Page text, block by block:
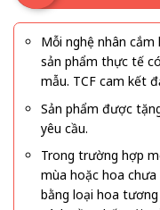
Mỗi nghệ nhân
sản phẩm thực tế
mẫu. TCF cam kết
Sản phẩm được
yêu cầu.
Trong trường hợp
mùa hoặc hoa
bằng loại hoa